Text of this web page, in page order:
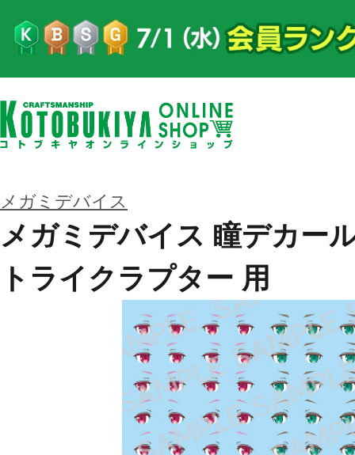
メガミデバイス
メガミデバイス 瞳デカー
トライクラプター 用